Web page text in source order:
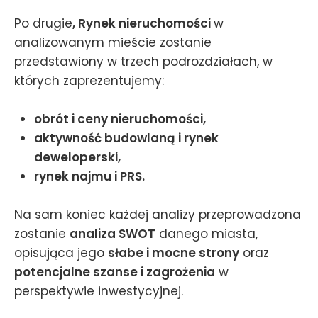
Po drugie, Rynek nieruchomościw
analizowanym mieście zostanie
przedstawiony w trzech podrozdziałach, w
których zaprezentujemy:
obrót i ceny nieruchomości,
aktywność budowlaną i rynek
deweloperski,
rynek najmu i PRS.
Na sam koniec każdej analizy przeprowadzona
zostanie analiza SWOT danego miasta,
opisująca jego słabe i mocne strony oraz
potencjalne szanse i zagrożenia w
perspektywie inwestycyjnej.